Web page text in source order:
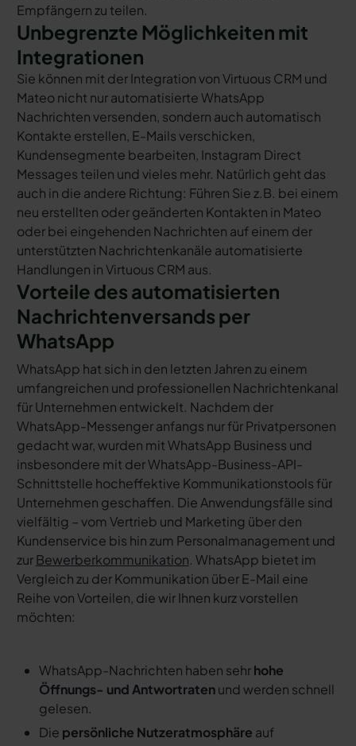
Empfängern zu teilen.
Unbegrenzte Möglichkeiten mit
Integrationen
Sie können mit der Integration von Virtuous CRM und
Mateo nicht nur automatisierte WhatsApp
Nachrichten versenden, sondern auch automatisch
Kontakte erstellen, E-Mails verschicken,
Kundensegmente bearbeiten, Instagram Direct
Messages teilen und vieles mehr. Natürlich geht das
auch in die andere Richtung: Führen Sie z.B. bei einem
neu erstellten oder geänderten Kontakten in Mateo
oder bei eingehenden Nachrichten auf einem der
unterstützten Nachrichtenkanäle automatisierte
Handlungen in Virtuous CRM aus.
Vorteile des automatisierten
Nachrichtenversands per
WhatsApp
WhatsApp hat sich in den letzten Jahren zu einem
umfangreichen und professionellen Nachrichtenkanal
für Unternehmen entwickelt. Nachdem der
WhatsApp-Messenger anfangs nur für Privatpersonen
gedacht war, wurden mit WhatsApp Business und
insbesondere mit der WhatsApp-Business-API-
Schnittstelle hocheffektive Kommunikationstools für
Unternehmen geschaffen. Die Anwendungsfälle sind
vielfältig – vom Vertrieb und Marketing über den
Kundenservice bis hin zum Personalmanagement und
zurBewerberkommunikation. WhatsApp bietet im
Vergleich zu der Kommunikation über E-Mail eine
Reihe von Vorteilen, die wir Ihnen kurz vorstellen
möchten:
WhatsApp-Nachrichten haben sehrhohe
Öffnungs- und Antwortratenund werden schnell
gelesen.
Die persönliche Nutzeratmosphäre auf